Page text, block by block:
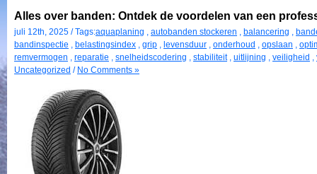
Alles over banden: Ontdek de voordelen van een
juli 12th, 2025 / Tags:aquaplaning , autobanden stockeren , balancering ,
bandinspectie , belastingsindex , grip , levensduur , onderhoud , opslaan ,
remvermogen , reparatie , snelheidscodering , stabiliteit, uitlijning , veiligheid ,
Uncategorized / No Comments »